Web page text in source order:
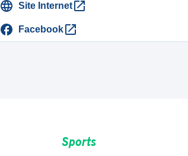
Site Internet
Facebook
Sports